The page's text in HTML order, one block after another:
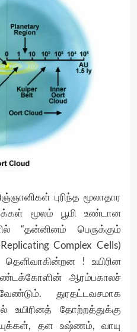
புரிந்த மூலாதார
மூலம் பூமி உண்டான
“தன்னினம் பெருக்கும்
Complex Cells)
! உயிரின
அண்டக்கோளின் ஆரம்பகாலச்
துரதட்டவசமாக
உயிரினத் தோற்றத்துக்கு
தள உஷ்ணம், வாயு